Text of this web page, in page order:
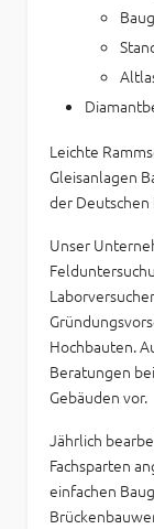
Leichte
Gleisanlagen
der Deutschen
Unser
Hochbauten.
Beratungen
Gebäuden vor.
Jährlich
Fachsparten
einfachen